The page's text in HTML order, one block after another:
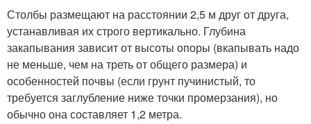
Столбы размещают на расстоянии 2,5 м друг от друга,
устанавливая их строго вертикально. Глубина
закапывания зависит от высоты опоры (вкапывать надо
не меньше, чем на треть от общего размера) и
особенностей почвы (если грунт пучинистый, то
требуется заглубление ниже точки промерзания), но
обычно она составляет 1,2 метра.